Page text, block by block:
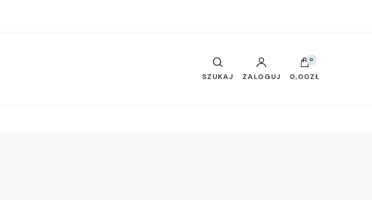
SZUKAJ ZALOGUJ
0
0,00ZŁ